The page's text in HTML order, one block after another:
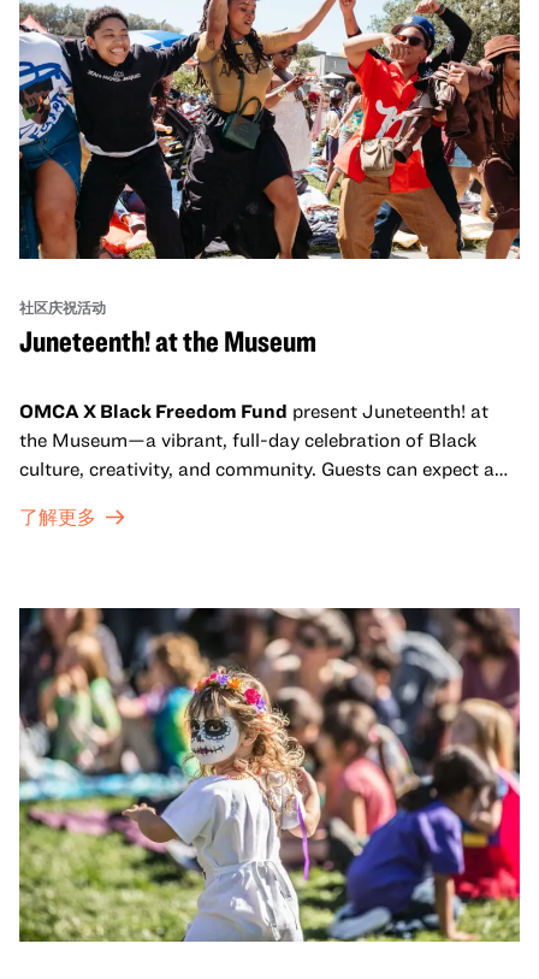
社区庆祝活动
Juneteenth! at the Museum
OMCA X Black Freedom Fund present Juneteenth! at
the Museum—a vibrant, full-day celebration of Black
culture, creativity, and community. Guests can expect a
sets from boundary-pushing artists, delicious offerings
move, make, and connect in celebration of Black culture.
了解更多